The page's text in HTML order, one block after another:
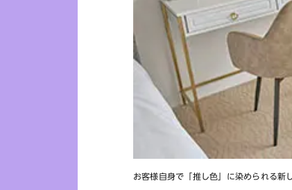
お客様自身で「推し色」に染められる新